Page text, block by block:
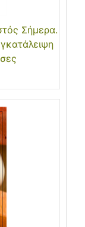
Σήμερα.